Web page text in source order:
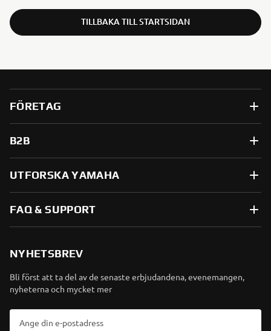
TILLBAKA TILL STARTSIDAN
FÖRETAG
B2B
UTFORSKA YAMAHA
FAQ & SUPPORT
NYHETSBREV
Bli först att ta del av de senaste erbjudandena, evenemangen,
nyheterna och mycket mer